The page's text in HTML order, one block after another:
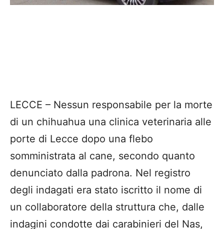
LECCE – Nessun responsabile per la morte
di un chihuahua una clinica veterinaria alle
porte di Lecce dopo una flebo
somministrata al cane, secondo quanto
denunciato dalla padrona. Nel registro
degli indagati era stato iscritto il nome di
un collaboratore della struttura che, dalle
indagini condotte dai carabinieri del Nas,